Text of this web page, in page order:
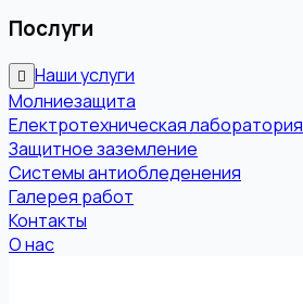
Послуги
Наши услуги
Молниезащита
Електротехническая лаборатория
Защитное заземление
Системы антиобледенения
Галерея работ
Контакты
О нас